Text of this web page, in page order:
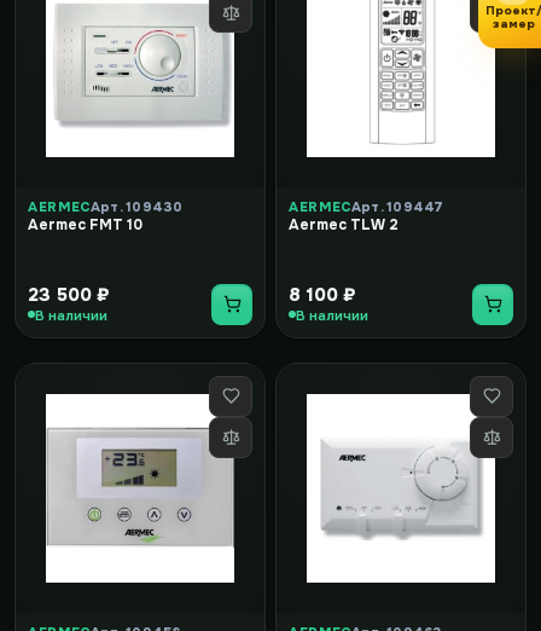
AERMECАрт. 109430
Aermec FMT 10
23 500 ₽
В наличии
AERMECАрт. 109447
Aermec TLW 2
8 100 ₽
В наличии
Проект/
замер